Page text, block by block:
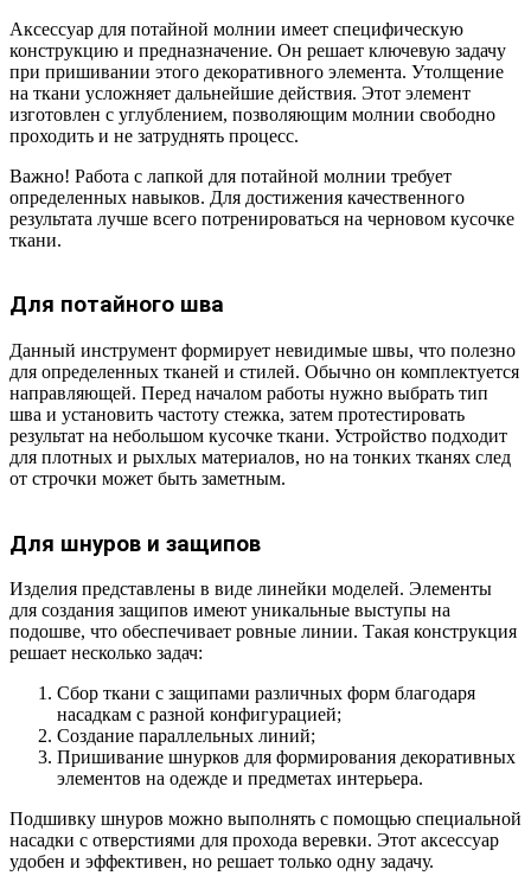
Аксессуар для потайной молнии имеет специфическую
конструкцию и предназначение. Он решает ключевую задачу
при пришивании этого декоративного элемента. Утолщение
на ткани усложняет дальнейшие действия. Этот элемент
изготовлен с углублением, позволяющим молнии свободно
проходить и не затруднять процесс.
Важно! Работа с лапкой для потайной молнии требует
определенных навыков. Для достижения качественного
результата лучше всего потренироваться на черновом кусочке
ткани.
Для потайного шва
Данный инструмент формирует невидимые швы, что полезно
для определенных тканей и стилей. Обычно он комплектуется
направляющей. Перед началом работы нужно выбрать тип
шва и установить частоту стежка, затем протестировать
результат на небольшом кусочке ткани. Устройство подходит
для плотных и рыхлых материалов, но на тонких тканях след
от строчки может быть заметным.
Для шнуров и защипов
Изделия представлены в виде линейки моделей. Элементы
для создания защипов имеют уникальные выступы на
подошве, что обеспечивает ровные линии. Такая конструкция
решает несколько задач:
Сбор ткани с защипами различных форм благодаря
насадкам с разной конфигурацией;
Создание параллельных линий;
Пришивание шнурков для формирования декоративных
элементов на одежде и предметах интерьера.
Подшивку шнуров можно выполнять с помощью специальной
насадки с отверстиями для прохода веревки. Этот аксессуар
удобен и эффективен, но решает только одну задачу.